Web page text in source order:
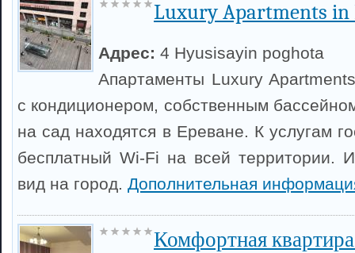
Luxury Apartments in
Адрес: 4 Hyusisayin poghota
Апартаменты Luxury
с кондиционером, собственным
на сад находятся в Ереване. К услугам
бесплатный Wi-Fi на всей территории.
вид на город. Дополнительная
Комфортная